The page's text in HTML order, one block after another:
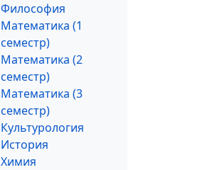
Философия
Математика (1
семестр)
Математика (2
семестр)
Математика (3
семестр)
Культурология
История
Химия